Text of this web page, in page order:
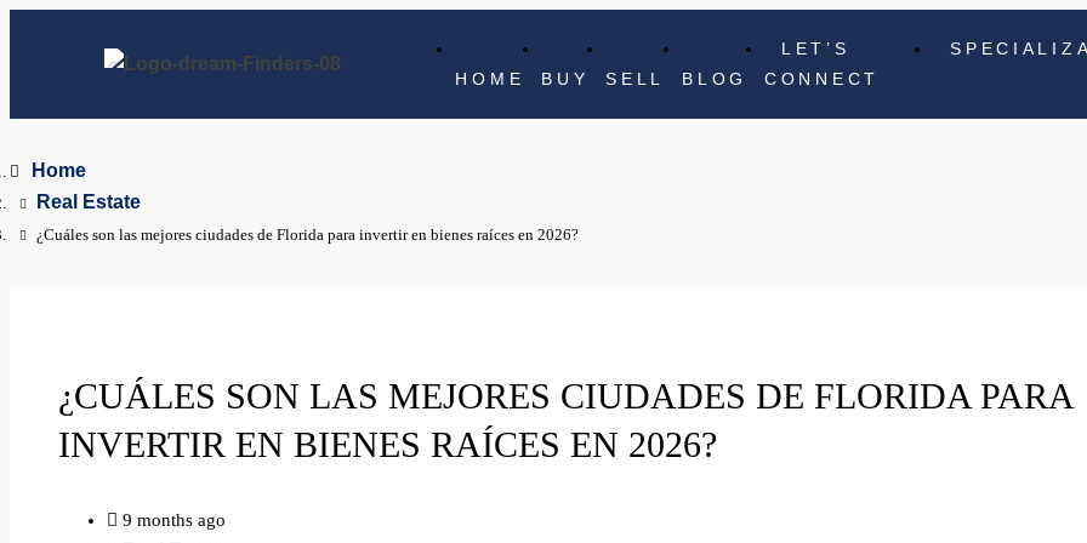
HOME BUY SELL BLOG
LET’S
CONNECT
Home
Real Estate
¿Cuáles son las mejores ciudades de Florida para invertir en bienes raíces en 2026?
¿CUÁLES SON LAS MEJORES CIUDADES DE FLORIDA PARA
INVERTIR EN BIENES RAÍCES EN 2026?
9 months ago